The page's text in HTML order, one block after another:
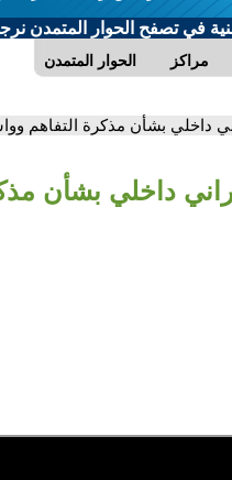
في تصفح الحوار المتمدن
الحوار المتمدن مراكز
داخلي بشأن مذكرة التفاهم
داخلي بشأن